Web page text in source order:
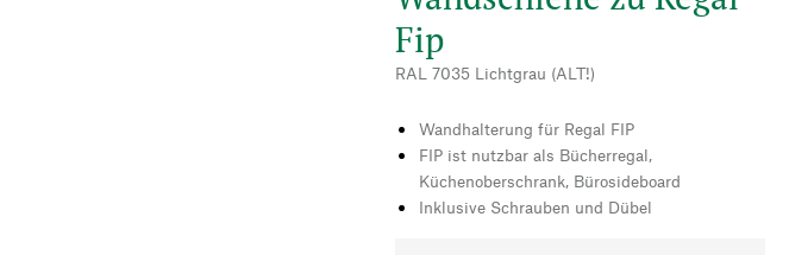
Fip
RAL 7035 Lichtgrau (ALT!)
Wandhalterung für Regal FIP
FIP ist nutzbar als Bücherregal,
Küchenoberschrank, Bürosideboard
Inklusive Schrauben und Dübel